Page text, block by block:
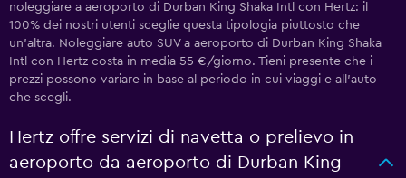
noleggiare a aeroporto di Durban King Shaka Intl con Hertz: il
100% dei nostri utenti sceglie questa tipologia piuttosto che
un'altra. Noleggiare auto SUV a aeroporto di Durban King Shaka
Intl con Hertz costa in media 55 €/giorno. Tieni presente che i
prezzi possono variare in base al periodo in cui viaggi e all'auto
che scegli.
Hertz offre servizi di navetta o prelievo in
aeroporto da aeroporto di Durban King